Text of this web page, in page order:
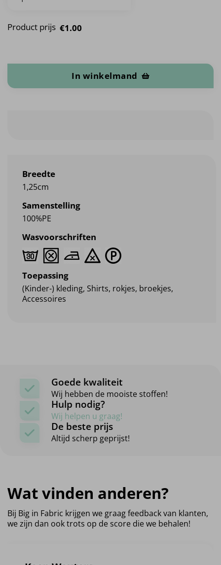
Product prijs €1.00
In winkelmand
Breedte
1,25cm
Samenstelling
100%PE
Wasvoorschriften
Toepassing
(Kinder-) kleding, Shirts, rokjes, broekjes,
Accessoires
Goede kwaliteit
Wij hebben de mooiste stoffen!
Hulp nodig?
Wij helpen u graag!
De beste prijs
Altijd scherp geprijst!
Wat vinden anderen?
Bij Big in Fabric krijgen we graag feedback van klanten,
we zijn dan ook trots op de score die we behalen!